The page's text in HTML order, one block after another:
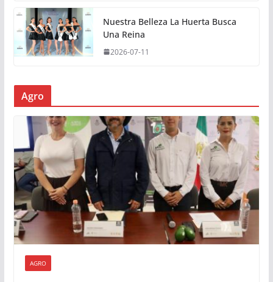
Nuestra Belleza La Huerta Busca
Una Reina
2026-07-11
Agro
AGRO